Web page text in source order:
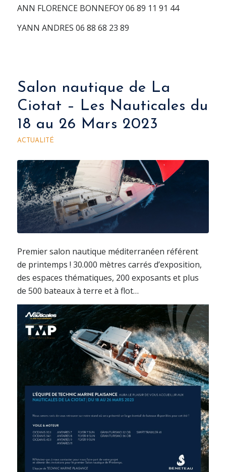
ANN FLORENCE BONNEFOY 06 89 11 91 44
YANN ANDRES 06 88 68 23 89
Salon nautique de La
Ciotat – Les Nauticales du
18 au 26 Mars 2023
ACTUALITÉ
Premier salon nautique méditerranéen référent
de printemps ! 30.000 mètres carrés d’exposition,
des espaces thématiques, 200 exposants et plus
de 500 bateaux à terre et à flot…